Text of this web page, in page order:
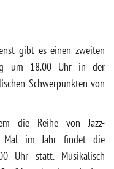
gibt es einen zweiten
um 18.00 Uhr in der
Schwerpunkten von
die Reihe von Jazz-
Mal im Jahr findet die
Uhr statt. Musikalisch